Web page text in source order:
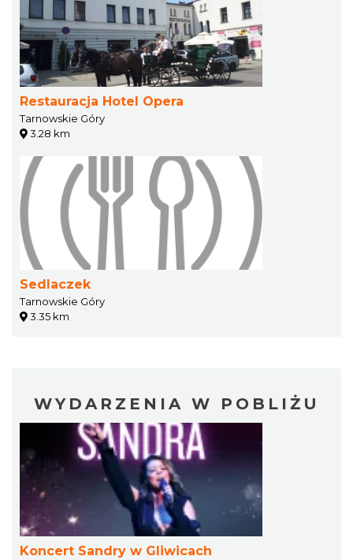
Restauracja Hotel Opera
Tarnowskie Góry
3.28 km
Sedlaczek
Tarnowskie Góry
3.35 km
WYDARZENIA W POBLIŻU
Koncert Sandry w Gliwicach